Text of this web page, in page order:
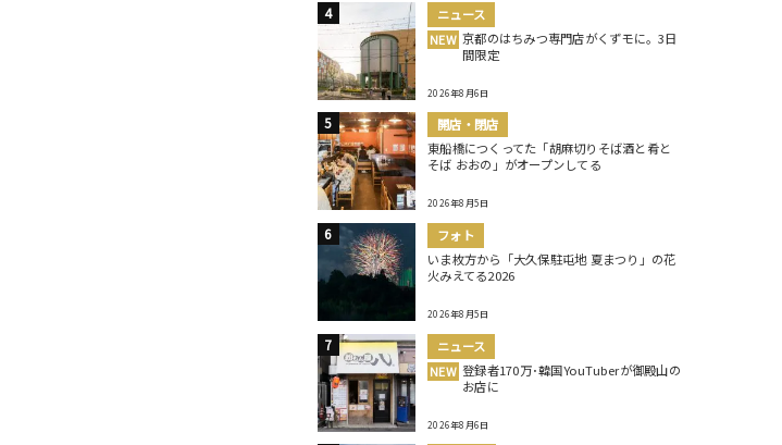
ニュース
NEW 京都のはちみつ専門店がくずモに。3日
間限定
2026年8月6日
開店・閉店
東船橋につくってた「胡麻切りそば酒と肴と
そば おおの」がオープンしてる
2026年8月5日
フォト
いま枚方から「大久保駐屯地 夏まつり」の花
火みえてる2026
2026年8月5日
ニュース
NEW 登録者170万･韓国YouTuberが御殿山の
お店に
2026年8月6日